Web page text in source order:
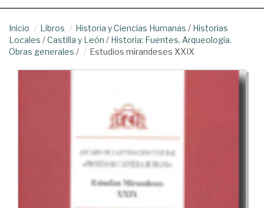
Inicio Libros Historia y Ciencias Humanas / Historias
Locales /Castilla y León / Historia: Fuentes. Arqueología.
Obras generales / Estudios mirandeses XXIX